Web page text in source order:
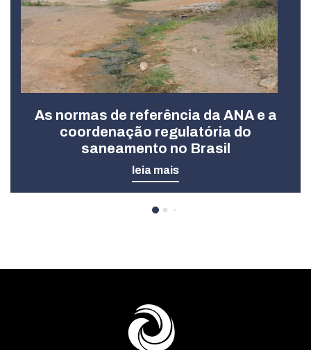
As normas de referência da ANA e a
coordenação regulatória do
saneamento no Brasil
leia mais